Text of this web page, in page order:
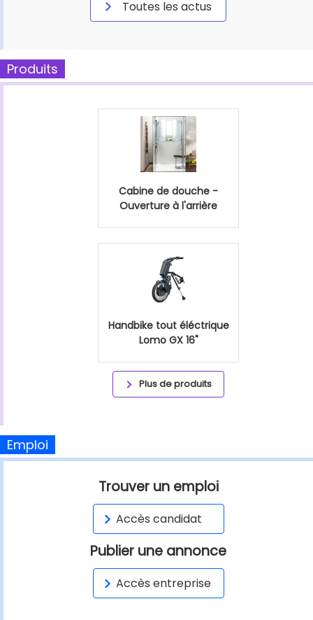
Toutes les actus
Produits
Cabine de douche -
Ouverture à l'arrière
Handbike tout éléctrique
Lomo GX 16"
Plus de produits
Emploi
Trouver un emploi
Accès candidat
Publier une annonce
Accès entreprise